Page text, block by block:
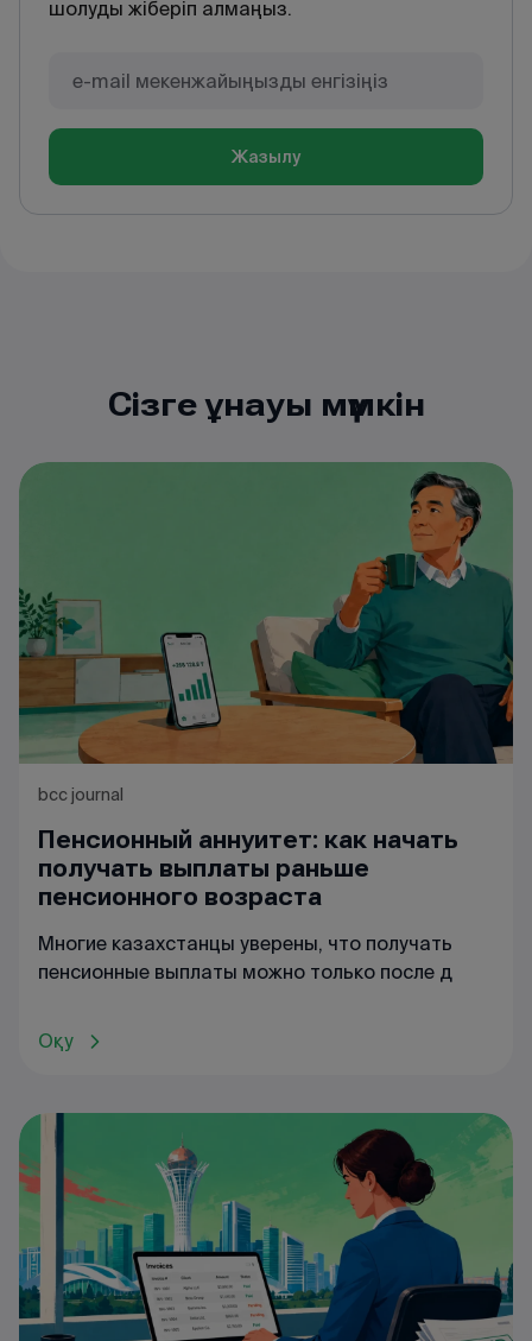
шолуды жіберіп алмаңыз.
Жазылу
Сізге ұнауы мүмкін
bcc journal
Пенсионный аннуитет: как начать
получать выплаты раньше
пенсионного возраста
Многие казахстанцы уверены, что получать
пенсионные выплаты можно только после д
Оқу